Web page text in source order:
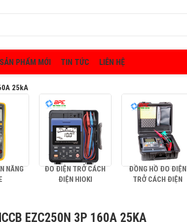
SẢN PHẨM MỚI TIN TỨC LIÊN HỆ
25kA
NĂNG
ĐO ĐIỆN TRỞ CÁCH
ĐIỆN HIOKI
ĐỒNG HỒ ĐO ĐIỆN
TRỞ CÁCH ĐIỆN
EZC250N 3P 160A 25KA